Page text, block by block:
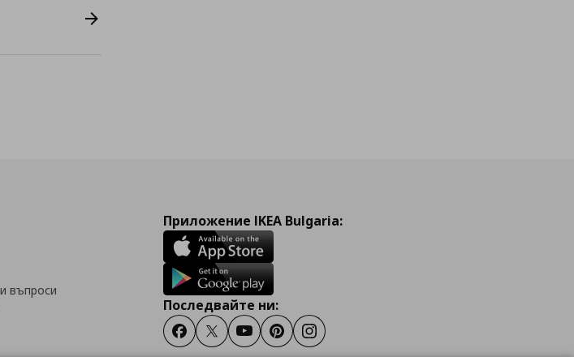
въпроси
Приложение IKEA Bulgaria:
Последвайте ни:
FacebookTwitterYoutubePinterestInstagram